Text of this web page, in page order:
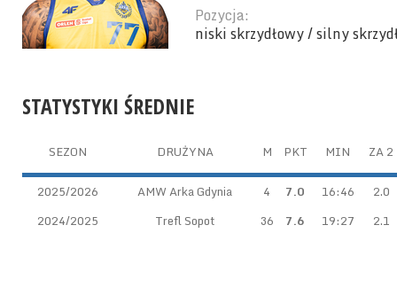
Pozycja:
niski skrzydłowy / silny
STATYSTYKI ŚREDNIE
SEZON DRUŻYNA M PKT MIN ZA 2
2025/2026 AMW Arka Gdynia 4 7.0 16:46
2.0
2024/2025
Trefl Sopot 36 7.6 19:27 2.1